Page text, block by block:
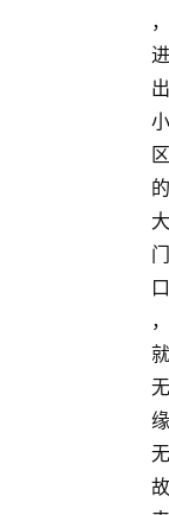
，
进
出
小
区
的
大
门
口
，
就
无
缘
无
故